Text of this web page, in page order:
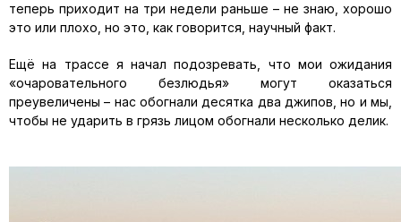
теперь приходит на три недели раньше – не знаю, хорошо
это или плохо, но это, как говорится, научный факт.
Ещё на трассе я начал подозревать, что мои ожидания
«очаровательного безлюдья» могут оказаться
преувеличены – нас обогнали десятка два джипов, но и мы,
чтобы не ударить в грязь лицом обогнали несколько делик.